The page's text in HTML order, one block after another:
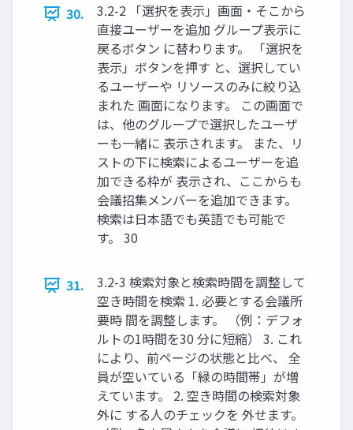
30.
3.2-2 「選択を表示」画面・そこから
直接ユーザーを追加 グループ表示に
戻るボタン に替わります。 「選択を
表示」ボタンを押す と、選択してい
るユーザーや リソースのみに絞り込
まれた 画面になります。 この画面で
は、他のグループで選択したユーザ
ーも一緒に 表示されます。 また、リ
ストの下に検索によるユーザーを追
加できる枠が 表示され、ここからも
会議招集メンバーを追加できます。
検索は日本語でも英語でも可能で
す。 30
31.
3.2-3 検索対象と検索時間を調整して
空き時間を検索 1. 必要とする会議所
要時 間を調整します。 （例：デフォ
ルトの1時間を30 分に短縮） 3. これ
により、前ページの状態と比べ、 全
員が空いている「緑の時間帯」が増
えています。 2. 空き時間の検索対象
外に する人のチェックを 外せます。